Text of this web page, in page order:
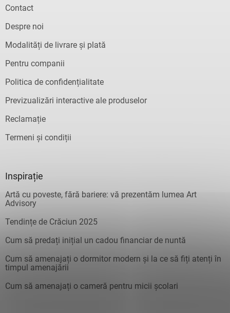
Contact
Despre noi
Modalități de livrare și plată
Pentru companii
Politica de confidențialitate
Previzualizări interactive ale produselor
Reclamație
Termeni și condiții
Inspirație
Artă cu poveste, fără bariere: vă prezentăm lumea Art
Advisory
Tendințe de Crăciun 2025
Cum să predați inițial un cadou financiar de nuntă
Cum să amenajați o dormitor modern și la ce să fiți atenți în
timpul amenajării
Cum să amenajați o cameră pentru micii școlari